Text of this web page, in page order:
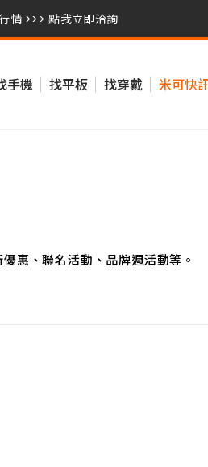
情 >>> 點我立即洽詢
>>> 點我立即洽詢
手機 找平板 找穿戴 米可快
惠、聯名活動、品牌週活動等。